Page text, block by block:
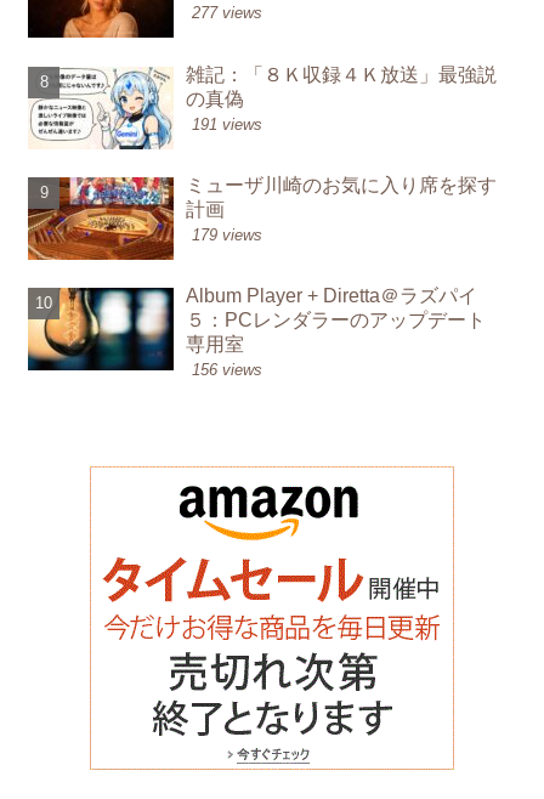
277 views
雑記：「８Ｋ収録４Ｋ放送」最強説
の真偽
191 views
ミューザ川崎のお気に入り席を探す
計画
179 views
Album Player + Diretta＠ラズパイ
５：PCレンダラーのアップデート
専用室
156 views